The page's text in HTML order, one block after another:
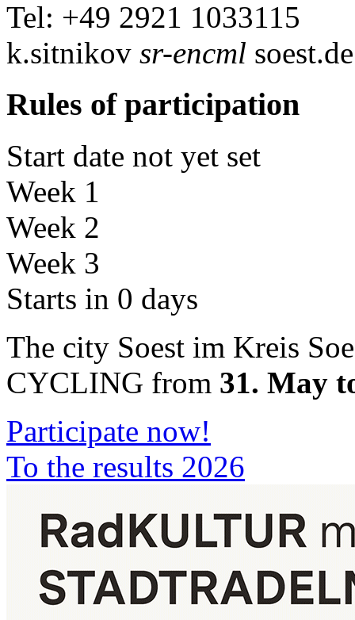
Tel: +49 2921 1033115
k.sitnikov sr-encml soest.de
Rules of participation
Start date not yet set
Week 1
Week 2
Week 3
Starts in 0 days
The city Soest im Kreis
CYCLING from 31. May
Participate now!
To the results 2026